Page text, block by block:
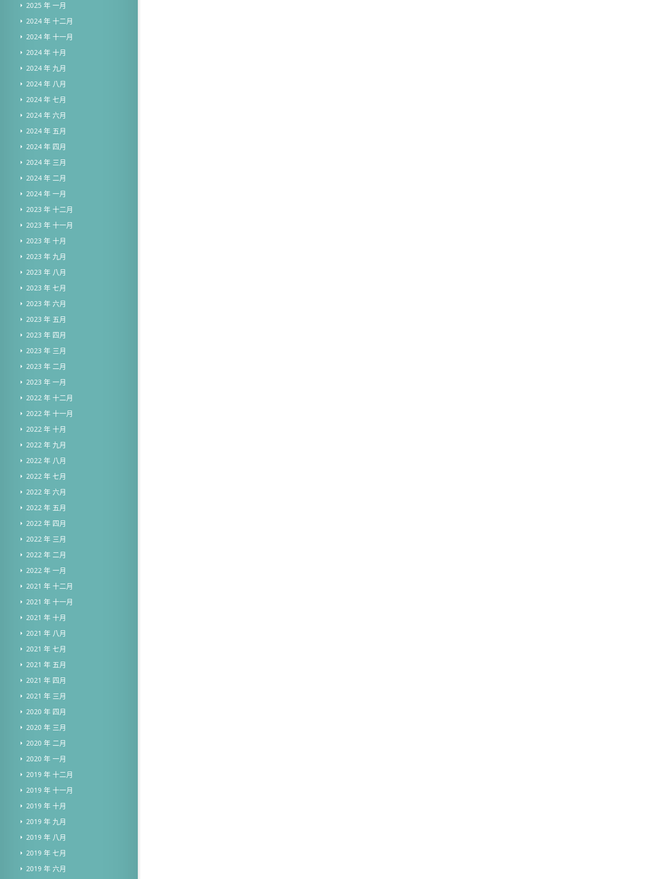
2025 年 一月
2024 年 十二月
2024 年 十一月
2024 年 十月
2024 年 九月
2024 年 八月
2024 年 七月
2024 年 六月
2024 年 五月
2024 年 四月
2024 年 三月
2024 年 二月
2024 年 一月
2023 年 十二月
2023 年 十一月
2023 年 十月
2023 年 九月
2023 年 八月
2023 年 七月
2023 年 六月
2023 年 五月
2023 年 四月
2023 年 三月
2023 年 二月
2023 年 一月
2022 年 十二月
2022 年 十一月
2022 年 十月
2022 年 九月
2022 年 八月
2022 年 七月
2022 年 六月
2022 年 五月
2022 年 四月
2022 年 三月
2022 年 二月
2022 年 一月
2021 年 十二月
2021 年 十一月
2021 年 十月
2021 年 八月
2021 年 七月
2021 年 五月
2021 年 四月
2021 年 三月
2020 年 四月
2020 年 三月
2020 年 二月
2020 年 一月
2019 年 十二月
2019 年 十一月
2019 年 十月
2019 年 九月
2019 年 八月
2019 年 七月
2019 年 六月